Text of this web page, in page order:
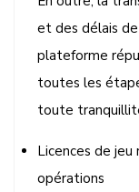
et des délais
plateforme
toutes les
toute
Licences de
opérations